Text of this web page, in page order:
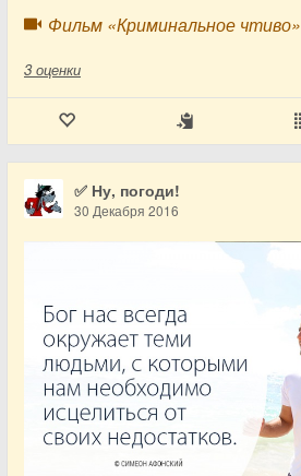
Фильм «Криминальное чтиво»
3 оценки
✅ Ну, погоди!
30 Декабря 2016